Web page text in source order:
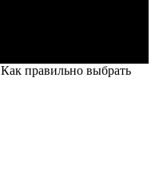
Как правильно выбрать